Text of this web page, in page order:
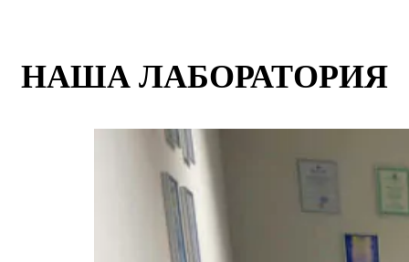
НАША ЛАБОРАТОРИЯ